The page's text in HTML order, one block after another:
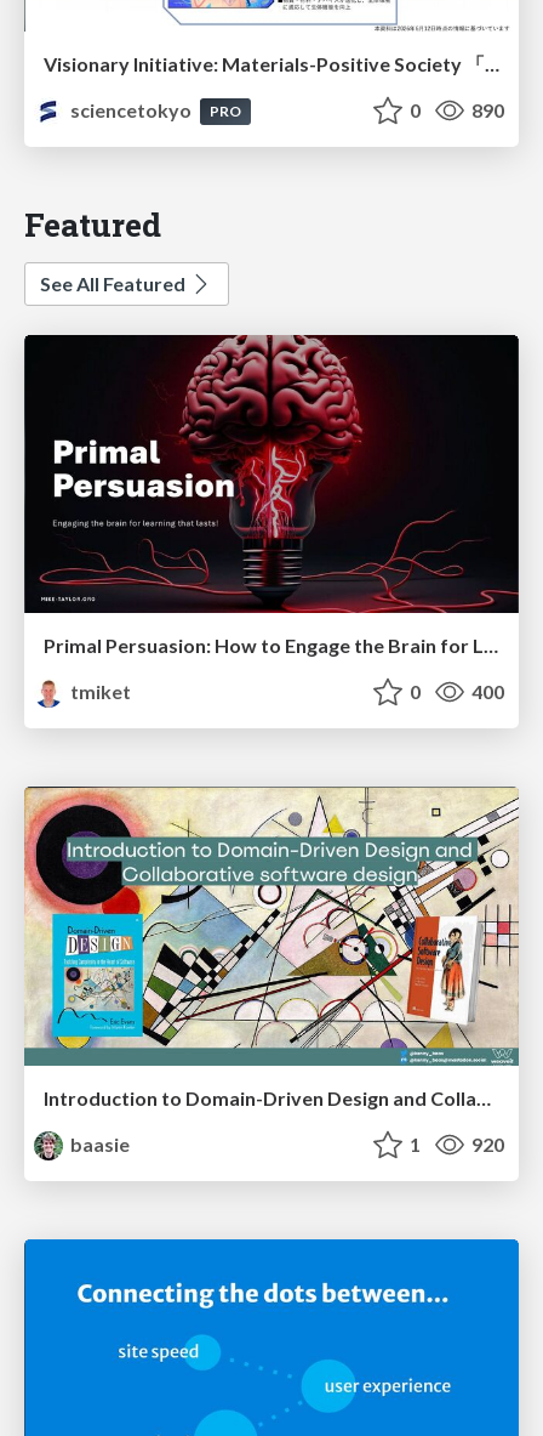
Visionary Initiative: Materials-Positive Society 「モノの進化をポジティブな社会の原動力に」｜Science Tokyo（東京科学大学）
sciencetokyo
PRO 0 890
Featured
See All Featured
Primal Persuasion: How to Engage the Brain for Learning That Lasts
tmiket
0 400
Introduction to Domain-Driven Design and Collaborative software design
baasie
1 920